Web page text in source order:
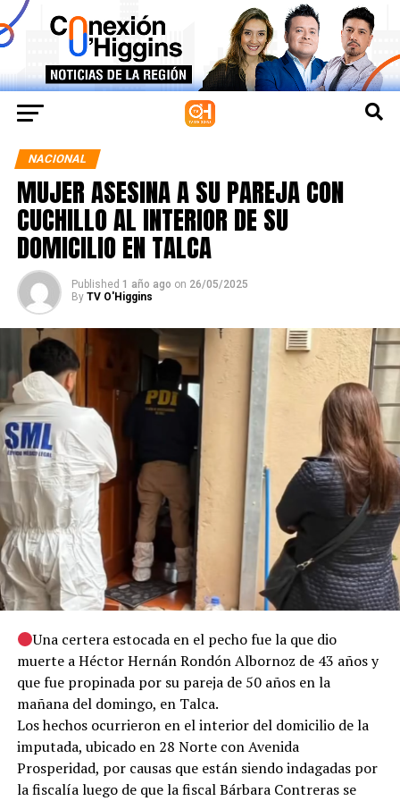
NACIONAL
MUJER ASESINA A SU PAREJA CON
CUCHILLO AL INTERIOR DE SU
DOMICILIO EN TALCA
Published 1 año ago on 26/05/2025
By TV O'Higgins
Una certera estocada en el pecho fue la que dio
muerte a Héctor Hernán Rondón Albornoz de 43 años y
que fue propinada por su pareja de 50 años en la
mañana del domingo, en Talca.
Los hechos ocurrieron en el interior del domicilio de la
imputada, ubicado en 28 Norte con Avenida
Prosperidad, por causas que están siendo indagadas por
la fiscalía luego de que la fiscal Bárbara Contreras se